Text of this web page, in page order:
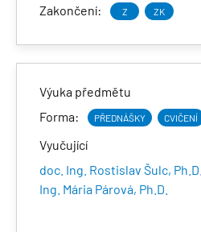
Zakončení:
Z ZK
Výuka předmětu
Forma:
PŘEDNÁŠKY CVIČENÍ
Vyučující
doc. Ing. Rostislav Šulc, Ph.D.
Ing. Mária Párová, Ph.D.